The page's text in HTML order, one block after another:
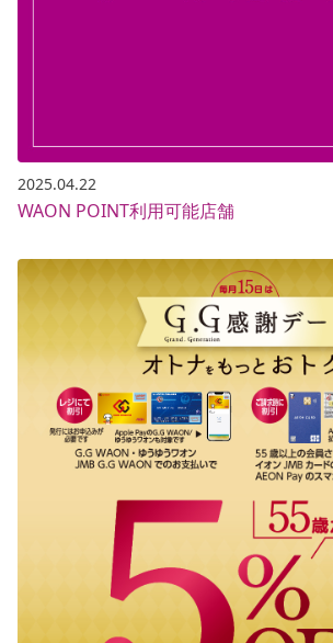
2025.04.22
WAON POINT利用可能店舗